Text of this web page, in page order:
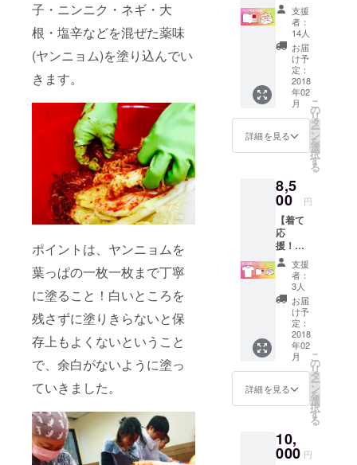
子・ニンニク・ネギ・大
根・塩辛などを混ぜた薬味
(ヤンニョム)を塗り込んでい
きます。
ポイントは、ヤンニョムを
葉っぱの一枚一枚まで丁寧
に塗ること！白いところを
残さずに塗りきらないと保
存上もよくないということ
で、余白がないように塗っ
ていきました。
援！】
・お礼
メール
・日韓
ミュー
ジカル
公演パ
ンフを
送付 ※
こちら
のリ
ターン
を(A)と
支援
者：
14人
お届
け予
定：
2018
年02
月
詳細を見る
こ
の
リ
タ
ー
ン
を
選
択
す
る
8,5
00 円
【着て
応
援！】
・日韓
オリジ
ナルT
シャツ1
枚＋(A)
支援
者：
3人
お届
け予
定：
2018
年02
月
詳細を見る
こ
の
リ
タ
ー
ン
を
選
択
す
る
10,
000 円